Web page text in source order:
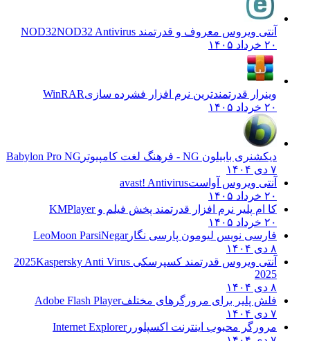
آنتی ویروس معروف و قدرتمند NOD32NOD32 Antivirus
وینرار قدرتمندترین نرم افزار فشرده سازی WinRAR
دیکشنری بابیلون NG - فرهنگ لغت کامپیوتر
Babylon Pro NG
آنتی ویروس آواستavast! Antivirus
کا ام پلیر نرم افزار قدرتمند پخش فیلم و KMPlayer
فارسی نویس لیومون پارسی نگارLeoMoon ParsiNegar
آنتی ویروس قدرتمند کسپرسکی 2025Kaspersky Anti Virus
2025
فلش پلیر برای مرورگرهای مختلفAdobe Flash Player
مرورگر محبوب اینترنت اکسپلوررInternet Explorer